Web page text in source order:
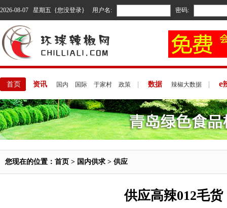
2026-08-07 星期五 {您没登录} 用户名: 密码:
首页 资讯 国内 国际 于家村 政策 数据 辣椒大数据 e
您现在的位置： 首页 > 国内供求 > 供应
供应高辣012毛货